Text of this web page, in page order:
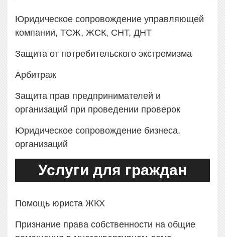
Юридическое сопровождение управляющей
компании, ТСЖ, ЖСК, СНТ, ДНТ
Защита от потребительского экстремизма
Арбитраж
Защита прав предпринимателей и
организаций при проведении проверок
Юридическое сопровождение бизнеса,
организаций
Услуги для граждан
Помощь юриста ЖКХ
Признание права собственности на общие